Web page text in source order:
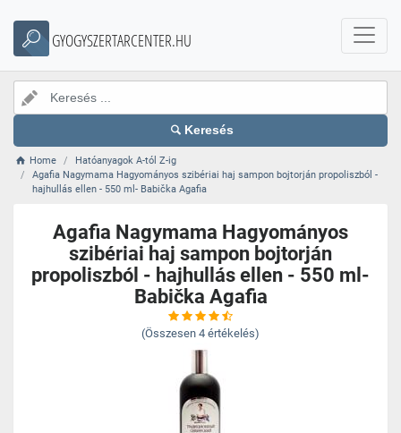
GYOGYSZERTARCENTER.HU
Keresés
Home
Hatóanyagok A-tól Z-ig
Agafia Nagymama Hagyományos szibériai haj sampon bojtorján propoliszból -
hajhullás ellen - 550 ml- Babička Agafia
Agafia Nagymama Hagyományos
szibériai haj sampon bojtorján
propoliszból - hajhullás ellen - 550 ml-
Babička Agafia
(Összesen 4 értékelés)